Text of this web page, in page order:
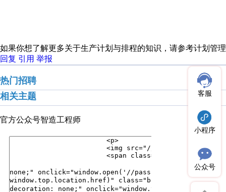
如果你想了解更多关于生产计划与排程的知识，请参考计划管
回复 引用 举报
热门招聘
相关主题
官方公众号智造工程师
客服
小程序
公众号